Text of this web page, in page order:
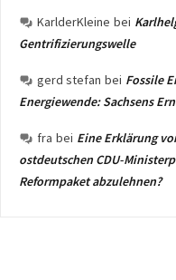
KarlderKleine bei
Gentrifizierungswelle
gerd stefan bei Fossile
Energiewende: Sachsens
fra bei Eine Erklärung
ostdeutschen CDU-
Reformpaket abzulehnen?